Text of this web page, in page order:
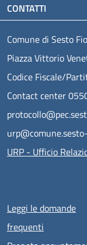
CONTATTI
Comune di Sesto
Piazza Vittorio
Codice Fiscale/
Contact center
URP - Ufficio
Menu
Leggi le domande
frequenti